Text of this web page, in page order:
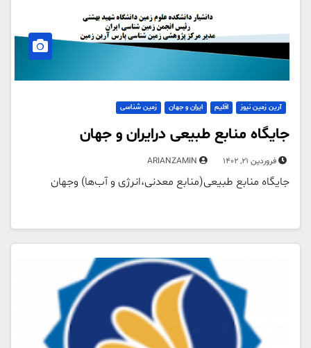
آرین زمین نیوز اقلیم ایران و جهان زمین شناسی
جایگاه منابع طبیعی درایران و جهان
فروردین 21, 1402
جایگاه منابع طبیعی(منابع معدنی،انرژی و آب‌ها) وجهان